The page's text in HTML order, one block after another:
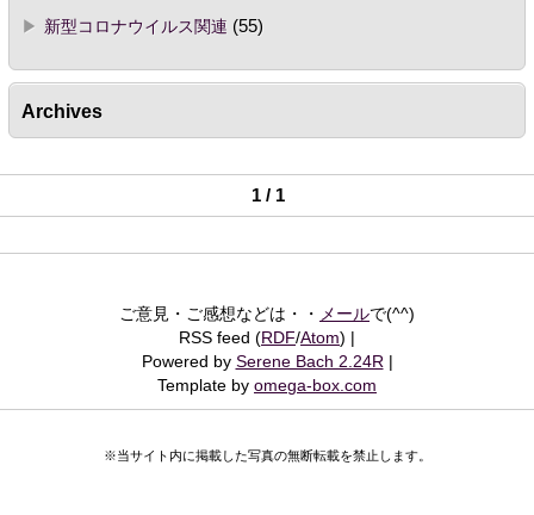
新型コロナウイルス関連 (55)
Archives
1 / 1
ご意見・ご感想などは・・ メールで(^^)
RSS feed (RDF/Atom)
Powered by Serene Bach 2.24R
Template by omega-box.com
※当サイト内に掲載した写真の無断転載を禁止します。